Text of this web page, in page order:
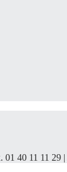
01 40 11 11 29 |